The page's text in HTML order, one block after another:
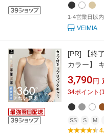
ール
1-4営業日以
VEIMIA
[PR]
【終
カラー】
バック ブ
締め付け
イヤー キ
ルド力 バ
3,790 円
34ポイント (1
SS S M